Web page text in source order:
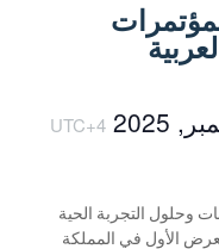
UTC+4
وحلول التجربة الحية
الفعاليات السعودي 2025. المعرض الأول في المملكة